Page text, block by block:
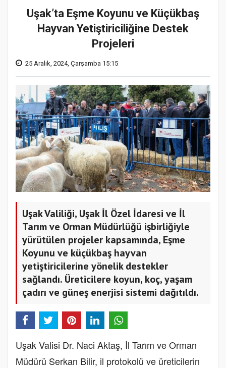
Uşak’ta Eşme Koyunu ve Küçükbaş
Hayvan Yetiştiriciliğine Destek
Projeleri
25 Aralık, 2024, Çarşamba 15:15
Uşak Valiliği, Uşak İl Özel İdaresi ve İl
Tarım ve Orman Müdürlüğü işbirliğiyle
yürütülen projeler kapsamında, Eşme
Koyunu ve küçükbaş hayvan
yetiştiricilerine yönelik destekler
sağlandı. Üreticilere koyun, koç, yaşam
çadırı ve güneş enerjisi sistemi dağıtıldı.
Uşak Valisi Dr. Naci Aktaş, İl Tarım ve Orman
Müdürü Serkan Bilir, il protokolü ve üreticilerin